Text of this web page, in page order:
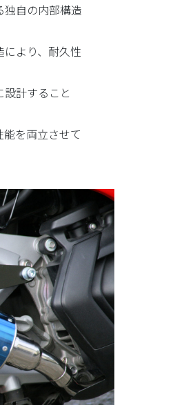
独自の内部構造
より、耐久性
計すること
を両立させて